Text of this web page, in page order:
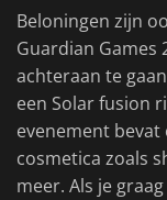
Beloningen zijn
Guardian Games
achteraan te
een Solar fusion
evenement
cosmetica zoals
meer. Als je